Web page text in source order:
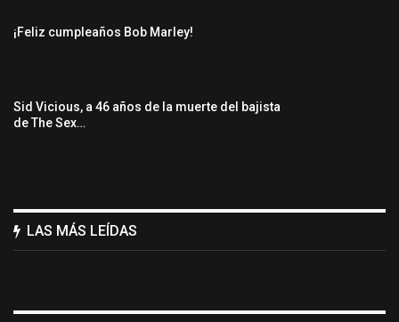
¡Feliz cumpleaños Bob Marley!
Sid Vicious, a 46 años de la muerte del bajista
de The Sex…
LAS MÁS LEÍDAS